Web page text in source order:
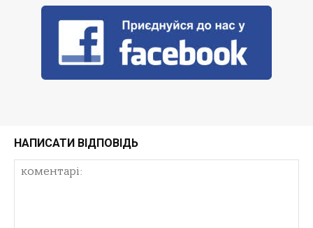
НАПИСАТИ ВІДПОВІДЬ